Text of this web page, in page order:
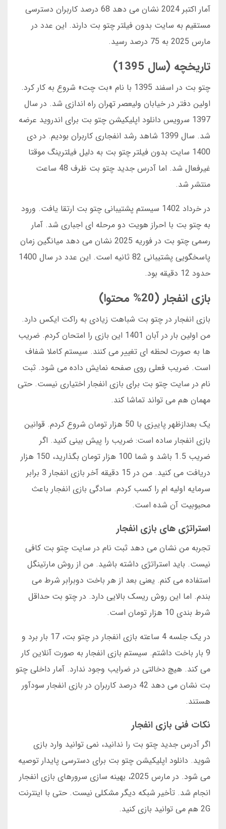
آمار اکتبر 2024 نشان می دهد 68 درصد کاربران دسترسی
مستقیم به سایت بدون فیلتر چتو بت دارند. این عدد در
مارس 2025 به 75 درصد رسید.
تاریخچه (سال 1395)
چتو بت در اسفند 1395 با نام «بت چت» شروع به کار کرد.
اولین دفتر در خیابان ولیعصر تهران راه اندازی شد. در سال
1397 سرویس دانلود اپلیکیشن چتو بت برای اندروید عرضه
شد. سال 1399 شاهد رشد انفجاری کاربران بودیم. در دی
1400 سایت بدون فیلتر چتو بت به دلیل فیلترینگ موقتا
غیرفعال شد. اما آدرس جدید چتو بت ظرف 48 ساعت
منتشر شد.
در خرداد 1402 سیستم پشتیبانی چتو بت ارتقا یافت. ورود
به چتو بت با احراز هویت دو مرحله ای اجباری شد. آمار
رسمی چتو بت در فوریه 2025 نشان می دهد میانگین زمان
پاسخگویی پشتیبانی 82 ثانیه است. این عدد در سال 1400
حدود 12 دقیقه بود.
بازی انفجار (20% محتوا)
بازی انفجار در چتو بت شباهت زیادی به راکت ایکس دارد.
من اولین بار در آبان 1401 این بازی را امتحان کردم. ضریب
ها به صورت لحظه ای تغییر می کنند. سیستم کاملا شفاف
است. ضریب فعلی روی صفحه نمایش داده می شود. ثبت
نام در سایت چتو بت برای بازی انفجار اختیاری نیست. حتی
مهمان هم می تواند تماشا کند.
یک بعدازظهر پاییزی با 50 هزار تومان شروع کردم. قوانین
بازی انفجار ساده است: ضریب را پیش بینی کنید. اگر
ضریب 1.5 باشد و شما 100 هزار تومان بگذارید، 150 هزار
دریافت می کنید. من در 15 دقیقه آخر بازی انفجار 3 برابر
سرمایه اولیه ام را کسب کردم. سادگی بازی انفجار باعث
محبوبیت آن شده است.
استراتژی های بازی انفجار
تجربه من نشان می دهد ثبت نام در سایت چتو بت کافی
نیست. باید استراتژی داشته باشید. من از روش مارتینگل
استفاده می کنم. یعنی بعد از هر باخت دوبرابر شرط می
بندم. اما این روش ریسک بالایی دارد. در چتو بت حداقل
شرط بندی 10 هزار تومان است.
در یک جلسه 4 ساعته بازی انفجار در چتو بت، 17 بار برد و
9 بار باخت داشتم. سیستم بازی انفجار به صورت آنلاین کار
می کند. هیچ دخالتی در ضرایب وجود ندارد. آمار داخلی چتو
بت نشان می دهد 42 درصد کاربران در بازی انفجار سودآور
هستند.
نکات فنی بازی انفجار
اگر آدرس جدید چتو بت را ندانید، نمی توانید وارد بازی
شوید. دانلود اپلیکیشن چتو بت برای دسترسی پایدار توصیه
می شود. در مارس 2025، بهینه سازی سرورهای بازی انفجار
انجام شد. تأخیر شبکه دیگر مشکلی نیست. حتی با اینترنت
2G هم می توانید بازی کنید.